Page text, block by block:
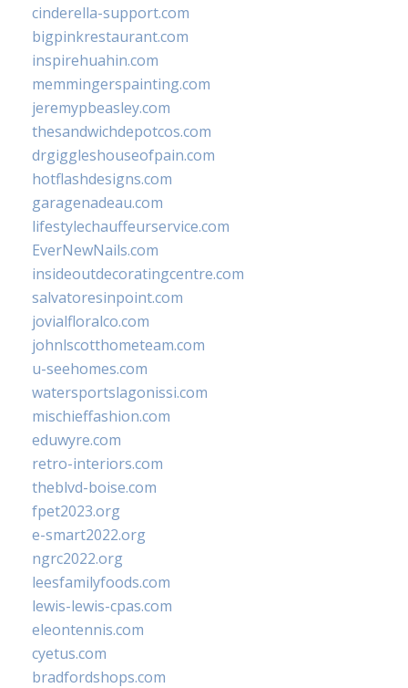
cinderella-support.com
bigpinkrestaurant.com
inspirehuahin.com
memmingerspainting.com
jeremypbeasley.com
thesandwichdepotcos.com
drgiggleshouseofpain.com
hotflashdesigns.com
garagenadeau.com
lifestylechauffeurservice.com
EverNewNails.com
insideoutdecoratingcentre.com
salvatoresinpoint.com
jovialfloralco.com
johnlscotthometeam.com
u-seehomes.com
watersportslagonissi.com
mischieffashion.com
eduwyre.com
retro-interiors.com
theblvd-boise.com
fpet2023.org
e-smart2022.org
ngrc2022.org
leesfamilyfoods.com
lewis-lewis-cpas.com
eleontennis.com
cyetus.com
bradfordshops.com